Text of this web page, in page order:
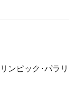
ンピック･パラ